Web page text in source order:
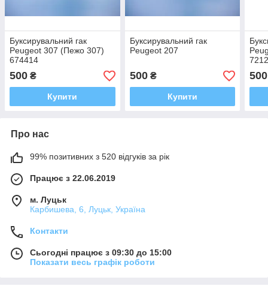
Буксирувальний гак
Peugeot 307 (Пежо 307)
674414
500 ₴
Купити
Буксирувальний гак
Peugeot 207
500₴
Купити
500
Про нас
99% позитивних з 520 відгуків за рік
Працює з 22.06.2019
м. Луцьк
Карбишева, 6, Луцьк, Україна
Контакти
Сьогодні працює з 09:30 до 15:00
Показати весь графік роботи